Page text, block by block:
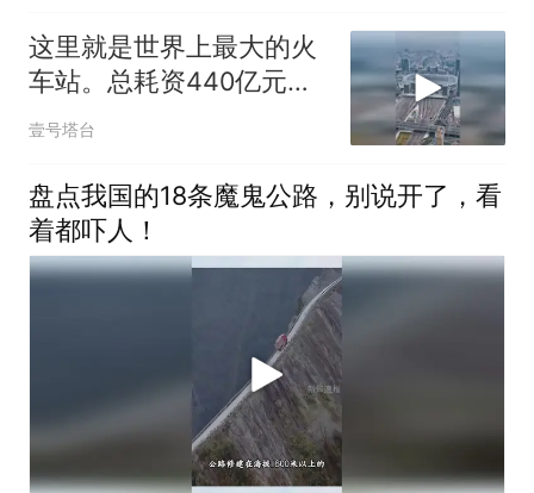
这里就是世界上最大的火
车站。总耗资440亿元建
成
壹号塔台
盘点我国的18条魔鬼公路，别说开了，看
着都吓人！